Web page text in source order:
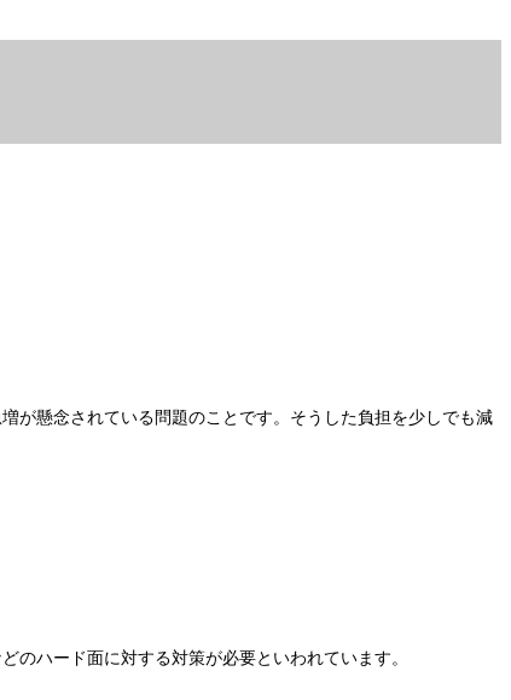
が懸念されている問題のことです。そうした負担を少しでも減
のハード面に対する対策が必要といわれています。